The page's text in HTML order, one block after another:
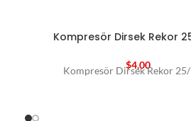
Kompresör Dirsek Rekor
$4,00
Kompresör Dirsek Rekor